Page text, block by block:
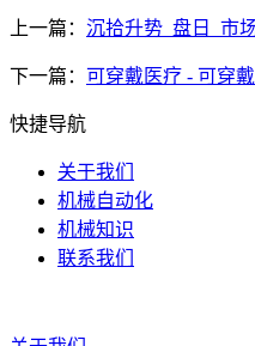
上一篇： 沉拾升势_盘日_市
下一篇： 可穿戴医疗 - 可穿
快捷导航
关于我们
机械自动化
机械知识
联系我们